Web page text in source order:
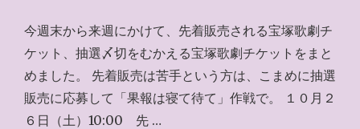
今週末から来週にかけて、先着販売される宝塚歌劇チ
ケット、抽選〆切をむかえる宝塚歌劇チケットをまと
めました。 先着販売は苦手という方は、こまめに抽選
販売に応募して「果報は寝て待て」作戦で。 １０月２
６日（土）10:00 先 …